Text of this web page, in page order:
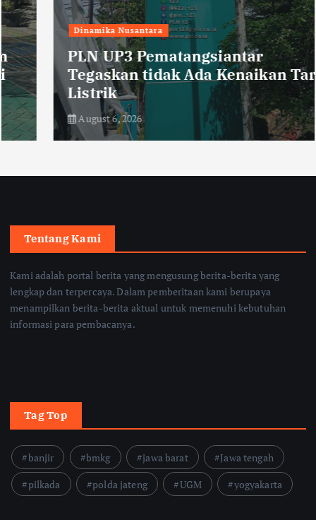
Dinamika Nusantara
PLN UP3 Pematangsiantar
Tegaskan tidak Ada Kenaikan Tarif
Listrik
August 6, 2026
Tentang Kami
Kami adalah portal berita yang mengusung berita-berita yang
lengkap dan terpercaya. Dalam pemberitaan kami berupaya
menampilkan berita-berita aktual untuk memenuhi kebutuhan
informasi para pembacanya.
Tag Top
banjir bmkg jawa barat
Jawa tengah
pilkada
polda jateng UGM yogyakarta